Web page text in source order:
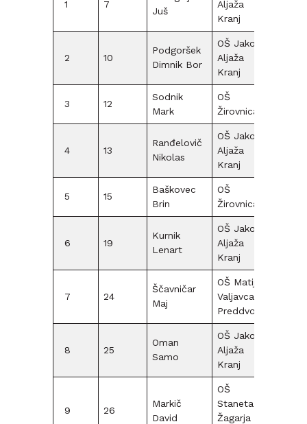
1 7
Juš
Aljaža
Kranj
2 10
Podgoršek
Dimnik Bor
OŠ Jakoba
Aljaža
Kranj
3 12
Sodnik
Mark
OŠ
Žirovnica
4 13
Ranđelovič
Nikolas
OŠ Jakoba
Aljaža
Kranj
5 15
Baškovec
Brin
OŠ
Žirovnica
6 19
Kurnik
Lenart
OŠ Jakoba
Aljaža
Kranj
7 24
Ščavničar
Maj
OŠ Matije
Valjavca
Preddvor
8 25
Oman
Samo
OŠ Jakoba
Aljaža
Kranj
9 26
Markič
David
OŠ
Staneta
Žagarja